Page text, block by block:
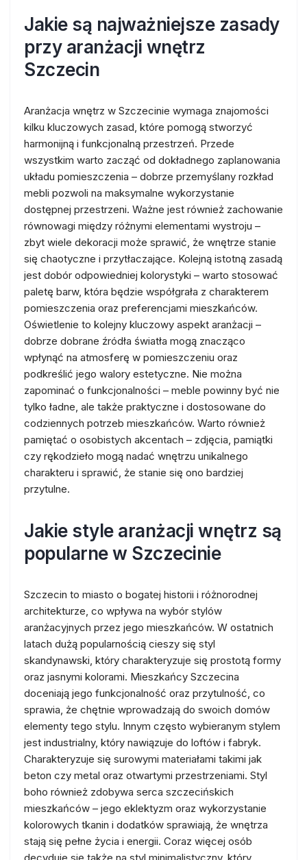
Jakie są najważniejsze zasady
przy aranżacji wnętrz
Szczecin
Aranżacja wnętrz w Szczecinie wymaga znajomości
kilku kluczowych zasad, które pomogą stworzyć
harmonijną i funkcjonalną przestrzeń. Przede
wszystkim warto zacząć od dokładnego zaplanowania
układu pomieszczenia – dobrze przemyślany rozkład
mebli pozwoli na maksymalne wykorzystanie
dostępnej przestrzeni. Ważne jest również zachowanie
równowagi między różnymi elementami wystroju –
zbyt wiele dekoracji może sprawić, że wnętrze stanie
się chaotyczne i przytłaczające. Kolejną istotną zasadą
jest dobór odpowiedniej kolorystyki – warto stosować
paletę barw, która będzie współgrała z charakterem
pomieszczenia oraz preferencjami mieszkańców.
Oświetlenie to kolejny kluczowy aspekt aranżacji –
dobrze dobrane źródła światła mogą znacząco
wpłynąć na atmosferę w pomieszczeniu oraz
podkreślić jego walory estetyczne. Nie można
zapominać o funkcjonalności – meble powinny być nie
tylko ładne, ale także praktyczne i dostosowane do
codziennych potrzeb mieszkańców. Warto również
pamiętać o osobistych akcentach – zdjęcia, pamiątki
czy rękodzieło mogą nadać wnętrzu unikalnego
charakteru i sprawić, że stanie się ono bardziej
przytulne.
Jakie style aranżacji wnętrz są
popularne w Szczecinie
Szczecin to miasto o bogatej historii i różnorodnej
architekturze, co wpływa na wybór stylów
aranżacyjnych przez jego mieszkańców. W ostatnich
latach dużą popularnością cieszy się styl
skandynawski, który charakteryzuje się prostotą formy
oraz jasnymi kolorami. Mieszkańcy Szczecina
doceniają jego funkcjonalność oraz przytulność, co
sprawia, że chętnie wprowadzają do swoich domów
elementy tego stylu. Innym często wybieranym stylem
jest industrialny, który nawiązuje do loftów i fabryk.
Charakteryzuje się surowymi materiałami takimi jak
beton czy metal oraz otwartymi przestrzeniami. Styl
boho również zdobywa serca szczecińskich
mieszkańców – jego eklektyzm oraz wykorzystanie
kolorowych tkanin i dodatków sprawiają, że wnętrza
stają się pełne życia i energii. Coraz więcej osób